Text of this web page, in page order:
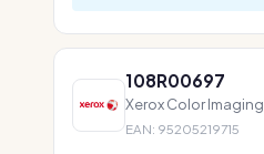
108R00697
Xerox Color
EAN: 95205219715